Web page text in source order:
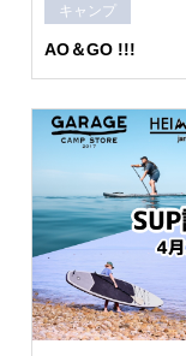
キャンプ
AO＆GO !!!